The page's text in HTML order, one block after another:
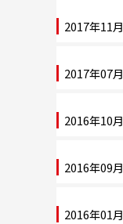
2017年11月
2017年07月
2016年10月
2016年09月
2016年01月